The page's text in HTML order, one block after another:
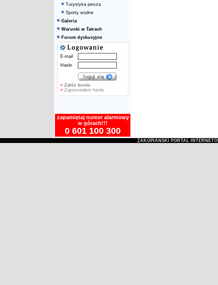
Turystyka piesza
Sporty wodne
Galeria
Warunki w Tatrach
Forum dyskusyjne
E-mail
Hasło
» Załóż konto
»Zapomniałem hasła
zapamiętaj numer alarmowy
w górach!!!
0 601 100 300
ZAKOPIAŃSKI PORTAL